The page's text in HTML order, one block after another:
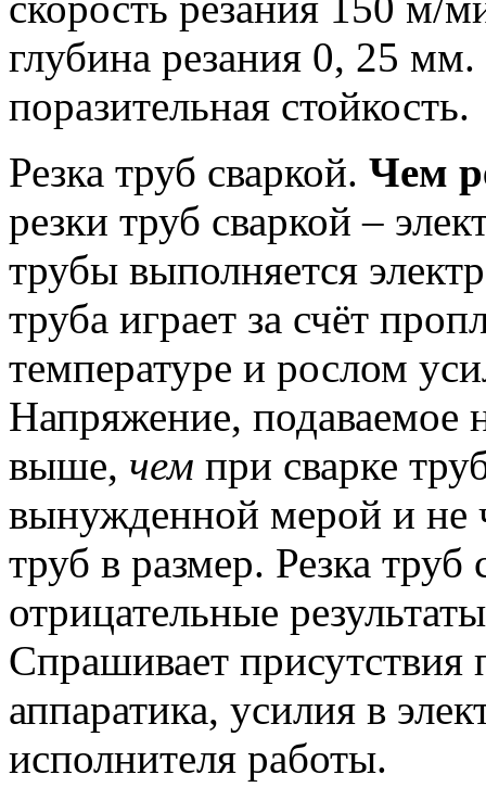
глубина резания 0, 25 мм.
поразительная стойкость.
Резка труб сваркой. Чем
резки труб сваркой –
трубы выполняется
труба играет за счёт
температуре и рослом
Напряжение, подаваемое
выше, чем при сварке
вынужденной мерой и не
труб в размер. Резка труб
отрицательные
Спрашивает присутствия
аппаратика, усилия в
исполнителя работы.